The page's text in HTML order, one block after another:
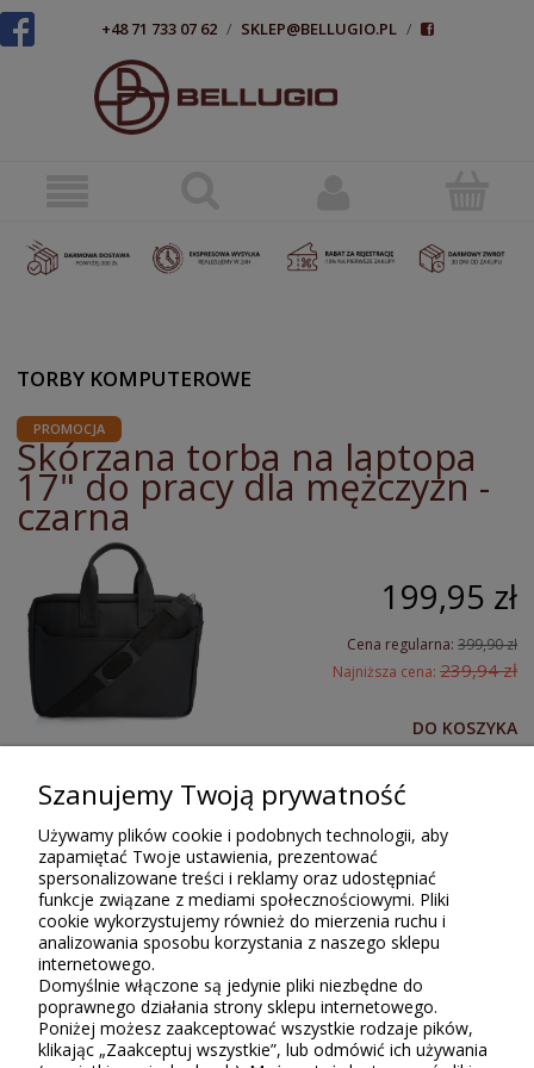
+48 71 733 07 62 / SKLEP@BELLUGIO.PL /
TORBY KOMPUTEROWE
Skórzana torba na laptopa
17" do pracy dla mężczyzn -
czarna
199,95 zł
Cena regularna: 399,90 zł
Najniższa cena: 239,94 zł
DO KOSZYKA
PROMOCJA
Torba męska na laptop
skórzana Bellugio - czarna
317,94 zł
Cena regularna:
Najniższa cena:
DO KOSZYKA
PROMOCJA
Szanujemy Twoją prywatność
Używamy plików cookie i podobnych technologii, aby
zapamiętać Twoje ustawienia, prezentować
spersonalizowane treści i reklamy oraz udostępniać
funkcje związane z mediami społecznościowymi. Pliki
cookie wykorzystujemy również do mierzenia ruchu i
analizowania sposobu korzystania z naszego sklepu
internetowego.
Domyślnie włączone są jedynie pliki niezbędne do
poprawnego działania strony sklepu internetowego.
Poniżej możesz zaakceptować wszystkie rodzaje pików,
klikając „Zaakceptuj wszystkie”, lub odmówić ich używania